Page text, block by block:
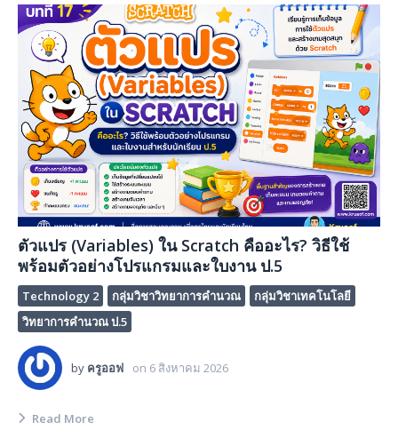
ตัวแปร (Variables) ใน Scratch คืออะไร? วิธีใช้
พร้อมตัวอย่างโปรแกรมและใบงาน ป.5
Technology 2 กลุ่มวิชาวิทยาการคำนวณ
กลุ่มวิชาเทคโนโลยี
วิทยาการคำนวณ ป.5
by ครูออฟ on 6 สิงหาคม 2026
Read More